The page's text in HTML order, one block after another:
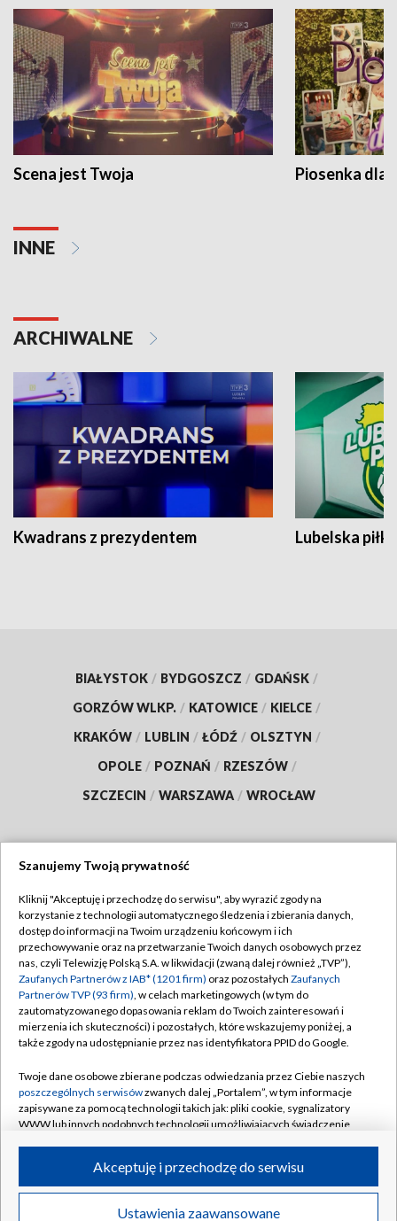
Scena jest Twoja Piosenka dla
INNE
ARCHIWALNE
Kwadrans z prezydentem Lubelska piłka
BIAŁYSTOK / BYDGOSZCZ / GDAŃSK /
GORZÓW WLKP. / KATOWICE / KIELCE /
KRAKÓW / LUBLIN / ŁÓDŹ / OLSZTYN /
OPOLE / POZNAŃ / RZESZÓW /
SZCZECIN / WARSZAWA / WROCŁAW
TVP
Abonament TVP
Emisja w TVP
Centrum informacji TVP
Naziemna Telewizja Cyfrowa
Rada Programowa
System NOS
Informacje o nadawcy
Program dla prasy
Regulamin TVP
Polityka prywatności
Moje zgody
Pomoc
Kontakt
Kanały
©2026 Telewizja Polska S.A. w likwidacji
Szanujemy Twoją prywatność
Kliknij "Akceptuję i przechodzę do serwisu", aby wyrazić zgody na
korzystanie z technologii automatycznego śledzenia i zbierania danych,
dostęp do informacji na Twoim urządzeniu końcowym i ich
przechowywanie oraz na przetwarzanie Twoich danych osobowych przez
nas, czyli Telewizję Polską S.A. w likwidacji (zwaną dalej również „TVP”),
Zaufanych Partnerów z IAB* (1201 firm) oraz pozostałych Zaufanych
Partnerów TVP (93 firm), w celach marketingowych (w tym do
zautomatyzowanego dopasowania reklam do Twoich zainteresowań i
mierzenia ich skuteczności) i pozostałych, które wskazujemy poniżej, a
także zgody na udostępnianie przez nas identyfikatora PPID do Google.
Twoje dane osobowe zbierane podczas odwiedzania przez Ciebie naszych
poszczególnych serwisówzwanych dalej „Portalem”, w tym informacje
zapisywane za pomocą technologii takich jak: pliki cookie, sygnalizatory
WWW lub innych podobnych technologii umożliwiających świadczenie
ruchu w Internecie.
Twoje dane osobowe zbierane podczas odwiedzania przez Ciebie
Ustawienia zaawansowane
Akceptuję i przechodzę do serwisu